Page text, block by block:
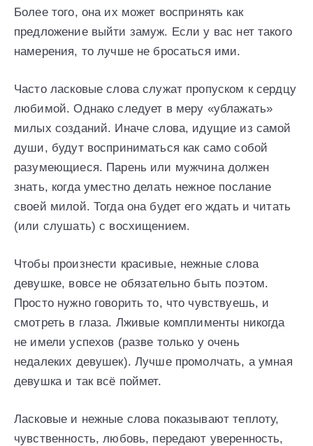
Более того, она их может воспринять как
предложение выйти замуж. Если у вас нет такого
намерения, то лучше не бросаться ими.
Часто ласковые слова служат пропуском к сердцу
любимой. Однако следует в меру «ублажать»
милых созданий. Иначе слова, идущие из самой
души, будут восприниматься как само собой
разумеющиеся. Парень или мужчина должен
знать, когда уместно делать нежное послание
своей милой. Тогда она будет его ждать и читать
(или слушать) с восхищением.
Чтобы произнести красивые, нежные слова
девушке, вовсе не обязательно быть поэтом.
Просто нужно говорить то, что чувствуешь, и
смотреть в глаза. Лживые комплименты никогда
не имели успехов (разве только у очень
недалеких девушек). Лучше промолчать, а умная
девушка и так всё поймет.
Ласковые и нежные слова показывают теплоту,
чувственность, любовь, передают уверенность,